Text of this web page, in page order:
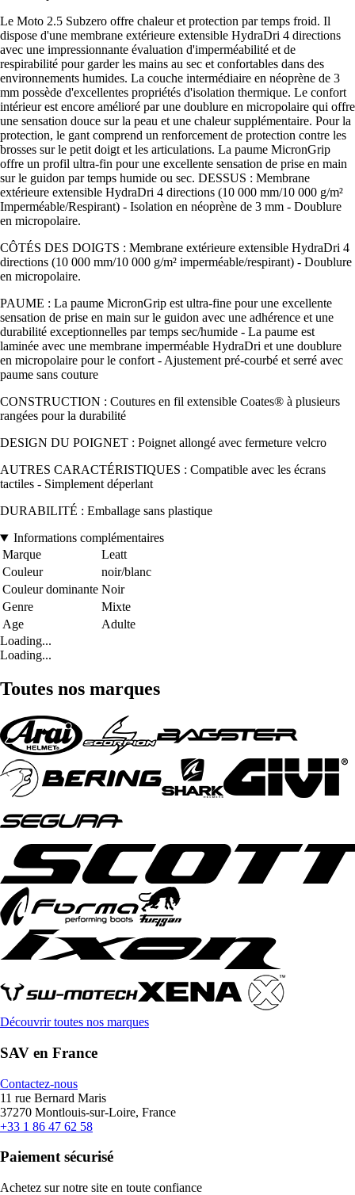
Le Moto 2.5 Subzero offre chaleur et protection par temps froid. Il
dispose d'une membrane extérieure extensible HydraDri 4 directions
avec une impressionnante évaluation d'imperméabilité et de
respirabilité pour garder les mains au sec et confortables dans des
environnements humides. La couche intermédiaire en néoprène de 3
mm possède d'excellentes propriétés d'isolation thermique. Le confort
intérieur est encore amélioré par une doublure en micropolaire qui offre
une sensation douce sur la peau et une chaleur supplémentaire. Pour la
protection, le gant comprend un renforcement de protection contre les
brosses sur le petit doigt et les articulations. La paume MicronGrip
offre un profil ultra-fin pour une excellente sensation de prise en main
sur le guidon par temps humide ou sec. DESSUS : Membrane
extérieure extensible HydraDri 4 directions (10 000 mm/10 000 g/m²
Imperméable/Respirant) - Isolation en néoprène de 3 mm - Doublure
en micropolaire.
CÔTÉS DES DOIGTS : Membrane extérieure extensible HydraDri 4
directions (10 000 mm/10 000 g/m² imperméable/respirant) - Doublure
en micropolaire.
PAUME : La paume MicronGrip est ultra-fine pour une excellente
sensation de prise en main sur le guidon avec une adhérence et une
durabilité exceptionnelles par temps sec/humide - La paume est
laminée avec une membrane imperméable HydraDri et une doublure
en micropolaire pour le confort - Ajustement pré-courbé et serré avec
paume sans couture
CONSTRUCTION : Coutures en fil extensible Coates® à plusieurs
rangées pour la durabilité
DESIGN DU POIGNET : Poignet allongé avec fermeture velcro
AUTRES CARACTÉRISTIQUES : Compatible avec les écrans
tactiles - Simplement déperlant
DURABILITÉ : Emballage sans plastique
Informations complémentaires
Marque
Leatt
Couleur
noir/blanc
Couleur dominante Noir
Genre
Mixte
Age
Adulte
Loading...
Loading...
Toutes nos marques
Découvrir toutes nos marques
SAV en France
Contactez-nous
11 rue Bernard Maris
37270 Montlouis-sur-Loire, France
+33 1 86 47 62 58
Paiement sécurisé
Achetez sur notre site en toute confiance